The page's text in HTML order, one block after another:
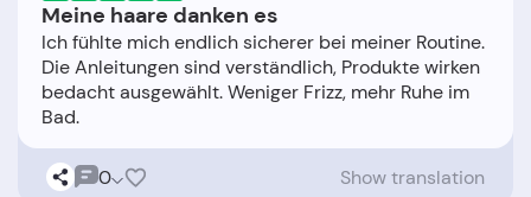
Meine haare danken es
Ich fühlte mich endlich sicherer bei meiner Routine.
Die Anleitungen sind verständlich, Produkte wirken
bedacht ausgewählt. Weniger Frizz, mehr Ruhe im
0 Show translation